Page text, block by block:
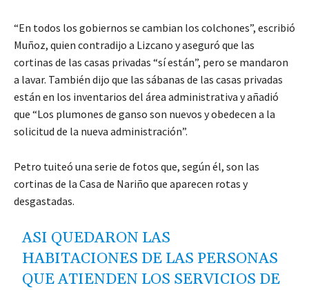
“En todos los gobiernos se cambian los colchones”, escribió
Muñoz, quien contradijo a Lizcano y aseguró que las
cortinas de las casas privadas “sí están”, pero se mandaron
a lavar. También dijo que las sábanas de las casas privadas
están en los inventarios del área administrativa y añadió
que “Los plumones de ganso son nuevos y obedecen a la
solicitud de la nueva administración”.
Petro tuiteó una serie de fotos que, según él, son las
cortinas de la Casa de Nariño que aparecen rotas y
desgastadas.
ASI QUEDARON LAS
HABITACIONES DE LAS PERSONAS
QUE ATIENDEN LOS SERVICIOS DE